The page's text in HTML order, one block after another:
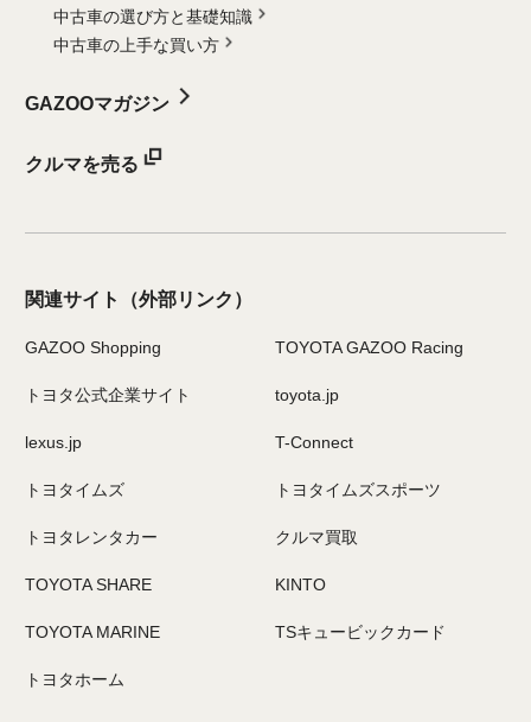
中古車の選び方と基礎知識
中古車の上手な買い方
GAZOOマガジン
クルマを売る
関連サイト （外部リンク）
GAZOO Shopping TOYOTA GAZOO Racing
トヨタ公式企業サイト toyota.jp
lexus.jp T-Connect
トヨタイムズ トヨタイムズスポーツ
トヨタレンタカー クルマ買取
TOYOTA SHARE KINTO
TOYOTA MARINE TSキュービックカード
トヨタホーム